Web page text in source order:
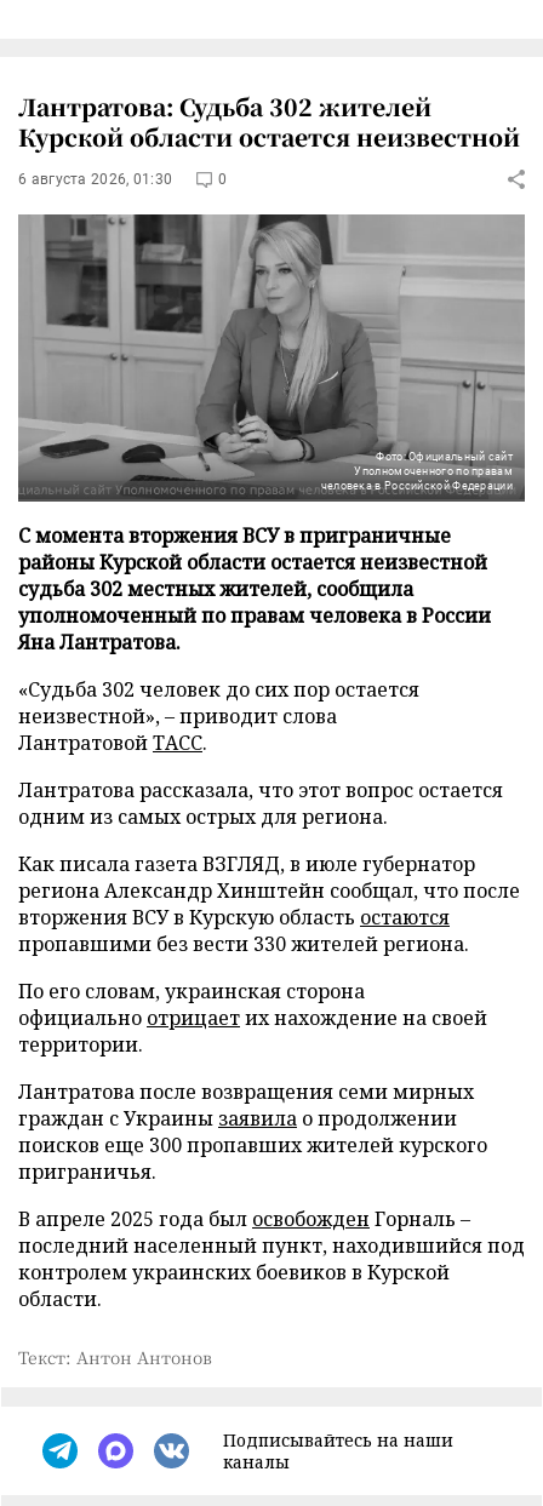
Лантратова: Судьба 302 жителей
Курской области остается неизвестной
6 августа 2026, 01:30 0
Фото: Официальный сайт
Уполномоченного по правам
человека в Российской Федерации
С момента вторжения ВСУ в приграничные
районы Курской области остается неизвестной
судьба 302 местных жителей, сообщила
уполномоченный по правам человека в России
Яна Лантратова.
«Судьба 302 человек до сих пор остается
неизвестной», – приводит слова
ЛантратовойТАСС.
Лантратова рассказала, что этот вопрос остается
одним из самых острых для региона.
Как писала газета ВЗГЛЯД, в июле губернатор
региона Александр Хинштейн сообщал, что после
вторжения ВСУ в Курскую область остаются
пропавшими без вести 330 жителей региона.
По его словам, украинская сторона
официально отрицаетих нахождение на своей
территории.
Лантратова после возвращения семи мирных
граждан с Украины заявила о продолжении
поисков еще 300 пропавших жителей курского
приграничья.
В апреле 2025 года был освобожден Горналь –
последний населенный пункт, находившийся под
контролем украинских боевиков в Курской
области.
Текст: Антон Антонов
Подписывайтесь на наши
каналы